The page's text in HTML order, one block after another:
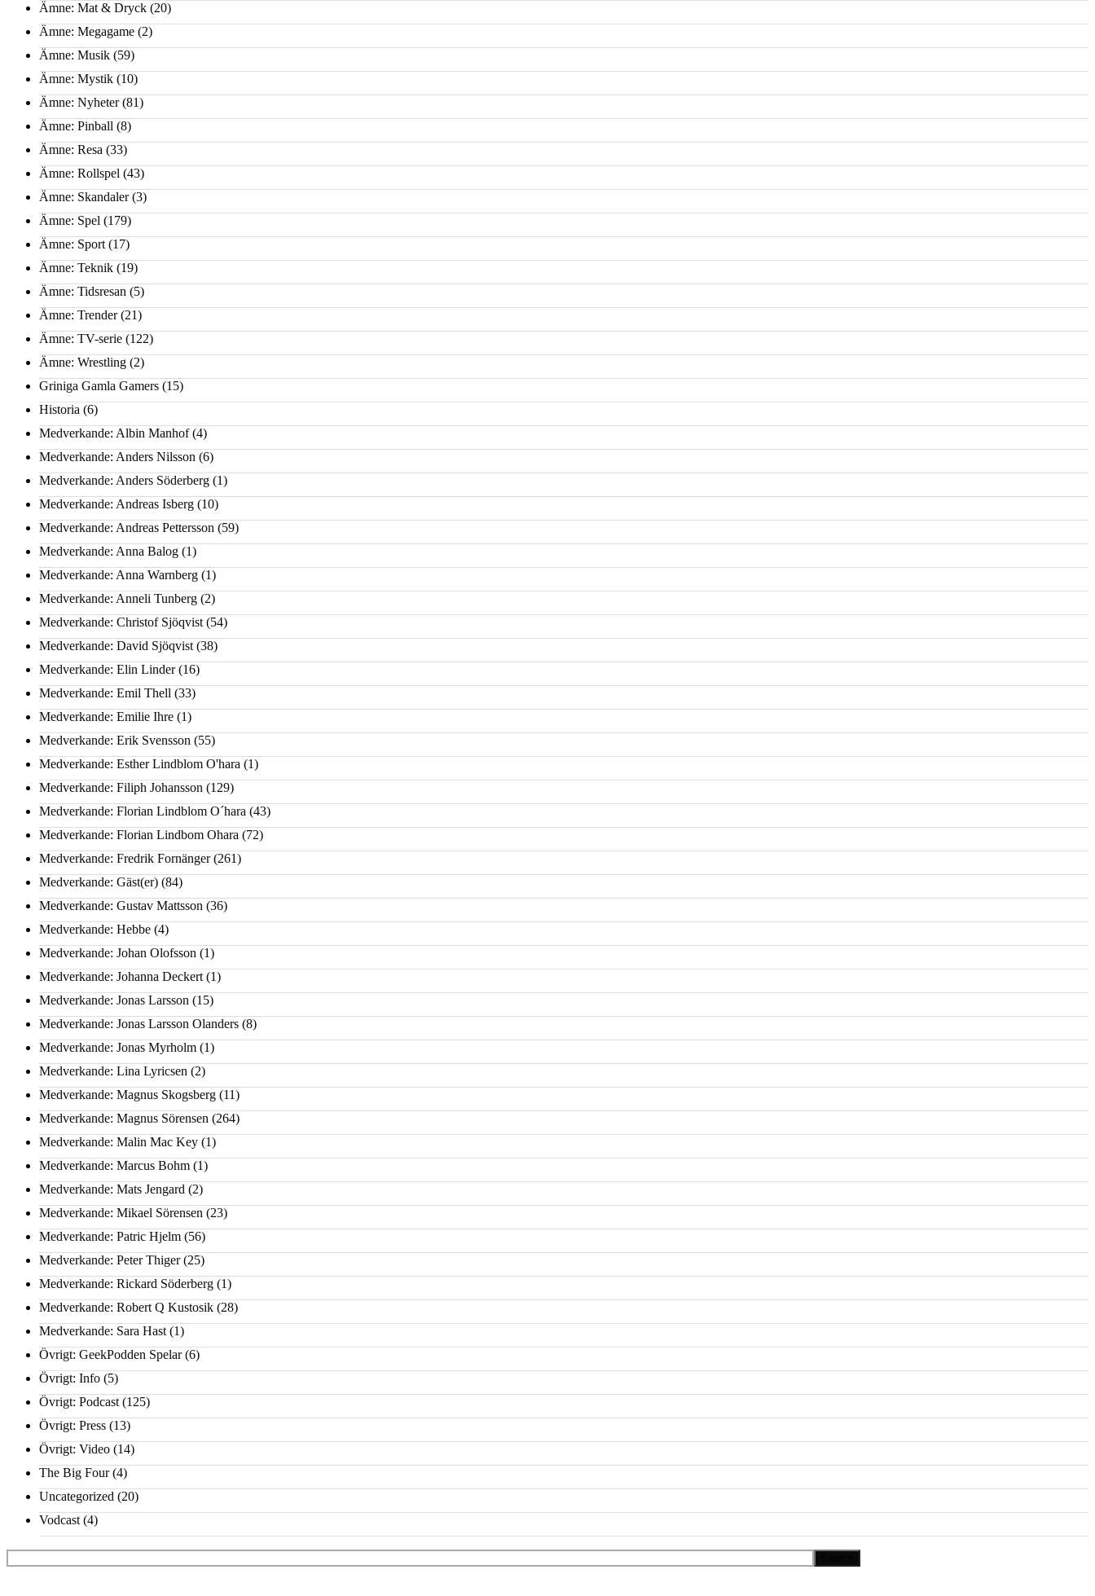
Ämne: Mat & Dryck (20)
Ämne: Megagame (2)
Ämne: Musik (59)
Ämne: Mystik (10)
Ämne: Nyheter(81)
Ämne: Pinball (8)
Ämne: Resa (33)
Ämne: Rollspel (43)
Ämne: Skandaler(3)
Ämne: Spel (179)
Ämne: Sport (17)
Ämne: Teknik (19)
Ämne: Tidsresan (5)
Ämne: Trender(21)
Ämne: TV-serie (122)
Ämne: Wrestling (2)
Griniga Gamla Gamers (15)
Historia (6)
Medverkande: Albin Manhof(4)
Medverkande: Anders Nilsson (6)
Medverkande: Anders Söderberg (1)
Medverkande: Andreas Isberg (10)
Medverkande: Andreas Pettersson (59)
Medverkande: Anna Balog (1)
Medverkande: Anna Warnberg (1)
Medverkande: Anneli Tunberg (2)
Medverkande: Christof Sjöqvist (54)
Medverkande: David Sjöqvist (38)
Medverkande: Elin Linder(16)
Medverkande: Emil Thell (33)
Medverkande: Emilie Ihre (1)
Medverkande: Erik Svensson (55)
Medverkande: Esther Lindblom O'hara (1)
Medverkande: Filiph Johansson (129)
Medverkande: Florian Lindblom O´hara (43)
Medverkande: Florian Lindbom Ohara (72)
Medverkande: Fredrik Fornänger(261)
Medverkande: Gäst(er) (84)
Medverkande: Gustav Mattsson (36)
Medverkande: Hebbe (4)
Medverkande: Johan Olofsson (1)
Medverkande: Johanna Deckert (1)
Medverkande: Jonas Larsson (15)
Medverkande: Jonas Larsson Olanders (8)
Medverkande: Jonas Myrholm (1)
Medverkande: Lina Lyricsen (2)
Medverkande: Magnus Skogsberg (11)
Medverkande: Magnus Sörensen (264)
Medverkande: Malin Mac Key (1)
Medverkande: Marcus Bohm (1)
Medverkande: Mats Jengard (2)
Medverkande: Mikael Sörensen (23)
Medverkande: Patric Hjelm (56)
Medverkande: Peter Thiger(25)
Medverkande: Rickard Söderberg (1)
Medverkande: Robert Q Kustosik (28)
Medverkande: Sara Hast (1)
Övrigt: GeekPodden Spelar(6)
Övrigt: Info (5)
Övrigt: Podcast (125)
Övrigt: Press (13)
Övrigt: Video (14)
The Big Four(4)
Uncategorized (20)
Vodcast (4)